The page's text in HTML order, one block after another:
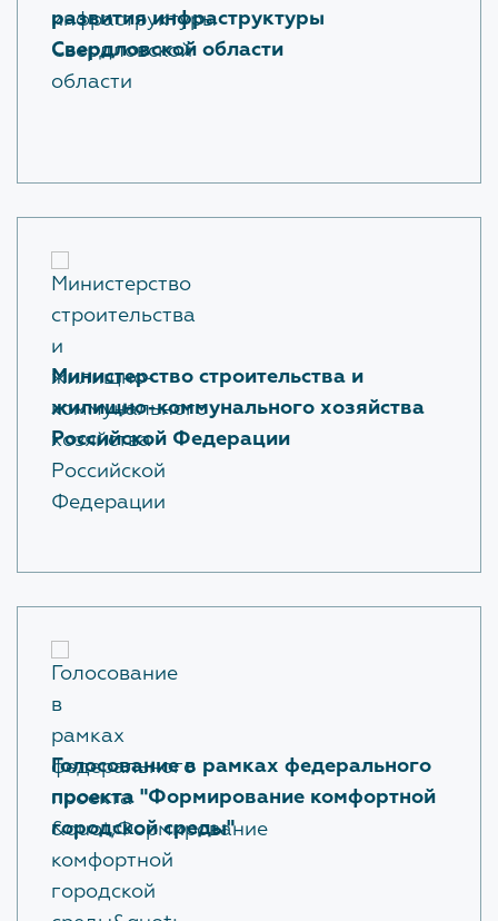
развития инфраструктуры
Свердловской области
Министерство строительства и
жилищно-коммунального хозяйства
Российской Федерации
Голосование в рамках федерального
проекта "Формирование комфортной
городской среды"